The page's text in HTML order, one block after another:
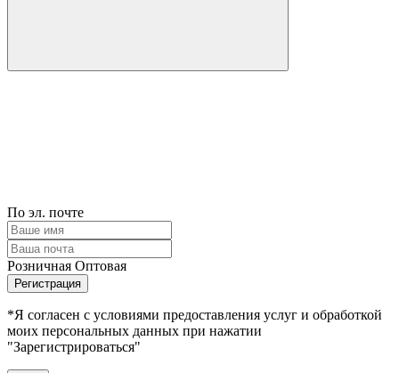
По эл. почте
Розничная Оптовая
Регистрация
*Я согласен с условиями предоставления услуг и обработкой
моих персональных данных при нажатии
"Зарегистрироваться"